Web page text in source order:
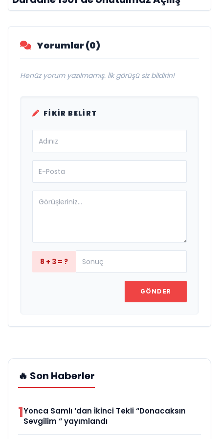
Yorumlar (0)
Henüz yorum yazılmamış. İlk görüşü siz bildirin!
FIKIR BELIRT
8 + 3 = ?
GÖNDER
🔥 Son Haberler
1Yonca Samlı ‘dan İkinci Tekli “Donacaksın
Sevgilim “ yayımlandı